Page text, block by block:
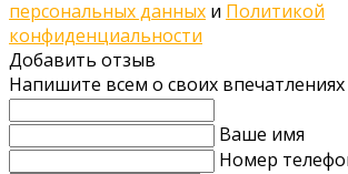
персональных данных и Политикой
конфиденциальности
Добавить отзыв
Напишите всем о своих впечатлениях
Ваше имя
Номер